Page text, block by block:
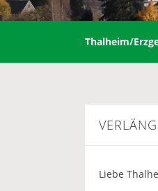
Thalheim/
Liebe